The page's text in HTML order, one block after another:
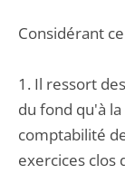
Considérant
1. Il ressort
du fond qu'à
comptabilité
exercices clos